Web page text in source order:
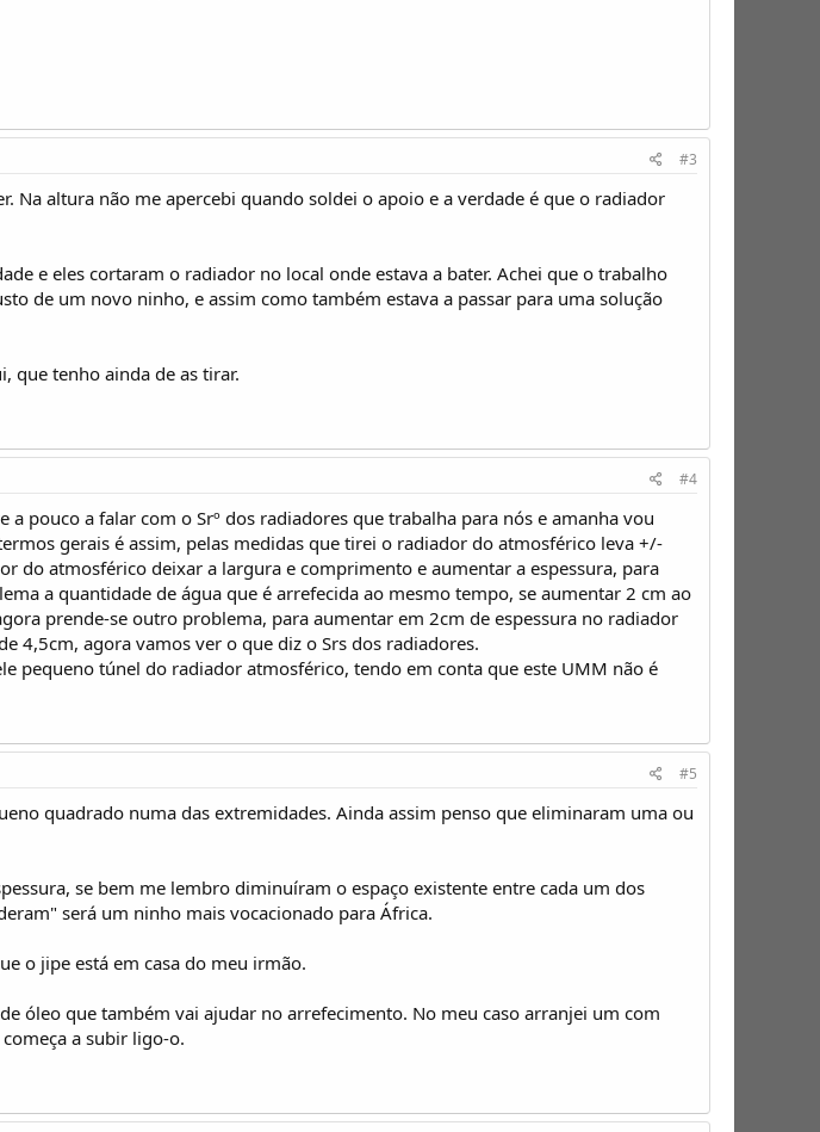
#3
Na altura não me apercebi quando soldei o apoio e a verdade é que o radiador
e eles cortaram o radiador no local onde estava a bater. Achei que o trabalho
de um novo ninho, e assim como também estava a passar para uma solução
que tenho ainda de as tirar.
#4
pouco a falar com o Srº dos radiadores que trabalha para nós e amanha vou
gerais é assim, pelas medidas que tirei o radiador do atmosférico leva +/-
do atmosférico deixar a largura e comprimento e aumentar a espessura, para
a quantidade de água que é arrefecida ao mesmo tempo, se aumentar 2 cm ao
prende-se outro problema, para aumentar em 2cm de espessura no radiador
4,5cm, agora vamos ver o que diz o Srs dos radiadores.
pequeno túnel do radiador atmosférico, tendo em conta que este UMM não é
#5
quadrado numa das extremidades. Ainda assim penso que eliminaram uma ou
se bem me lembro diminuíram o espaço existente entre cada um dos
será um ninho mais vocacionado para África.
o jipe está em casa do meu irmão.
óleo que também vai ajudar no arrefecimento. No meu caso arranjei um com
a subir ligo-o.